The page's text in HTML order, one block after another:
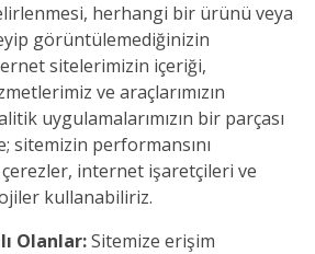
herhangi bir ürünü veya
görüntülemediğinizin
sitelerimizin içeriği,
ve araçlarımızın
uygulamalarımızın bir parçası
sitemizin performansını
internet işaretçileri ve
kullanabiliriz.
Olanlar:Sitemize erişim